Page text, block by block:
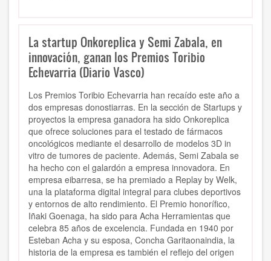
La startup Onkoreplica y Semi Zabala, en
innovación, ganan los Premios Toribio
Echevarria (Diario Vasco)
Los Premios Toribio Echevarria han recaído este año a
dos empresas donostiarras. En la sección de Startups y
proyectos la empresa ganadora ha sido Onkoreplica
que ofrece soluciones para el testado de fármacos
oncológicos mediante el desarrollo de modelos 3D in
vitro de tumores de paciente. Además, Semi Zabala se
ha hecho con el galardón a empresa innovadora. En
empresa eibarresa, se ha premiado a Replay by Welk,
una la plataforma digital integral para clubes deportivos
y entornos de alto rendimiento. El Premio honorífico,
Iñaki Goenaga, ha sido para Acha Herramientas que
celebra 85 años de excelencia. Fundada en 1940 por
Esteban Acha y su esposa, Concha Garitaonaindia, la
historia de la empresa es también el reflejo del origen